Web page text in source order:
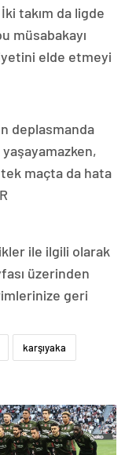
takım da ligde
müsabakayı
elde etmeyi
deplasmanda
tek maçta da hata
ile ilgili olarak
üzerinden
geri
karşıyaka